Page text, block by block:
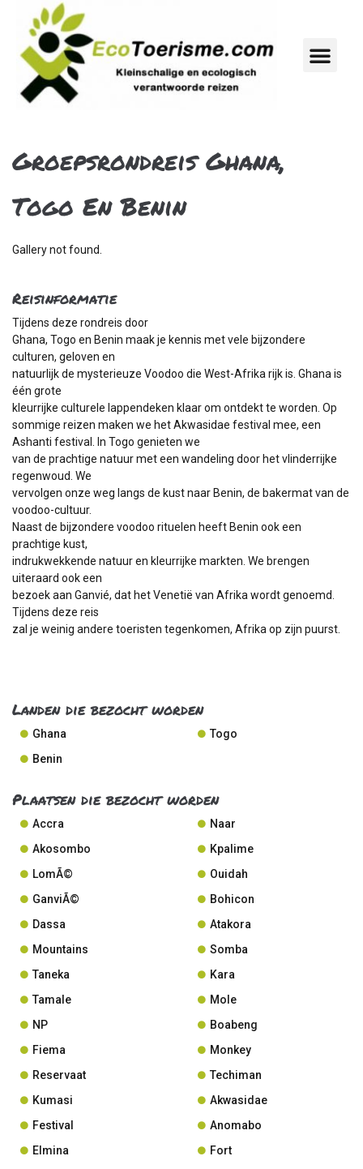
Groepsrondreis Ghana,
Togo En Benin
Gallery not found.
Reisinformatie
Tijdens deze rondreis door
Ghana, Togo en Benin maak je kennis met vele bijzondere
culturen, geloven en
natuurlijk de mysterieuze Voodoo die West-Afrika rijk is. Ghana is
één grote
kleurrijke culturele lappendeken klaar om ontdekt te worden. Op
sommige reizen maken we het Akwasidae festival mee, een
Ashanti festival. In Togo genieten we
van de prachtige natuur met een wandeling door het vlinderrijke
regenwoud. We
vervolgen onze weg langs de kust naar Benin, de bakermat van de
voodoo-cultuur.
Naast de bijzondere voodoo rituelen heeft Benin ook een
prachtige kust,
indrukwekkende natuur en kleurrijke markten. We brengen
uiteraard ook een
bezoek aan Ganvié, dat het Venetië van Afrika wordt genoemd.
Tijdens deze reis
zal je weinig andere toeristen tegenkomen, Afrika op zijn puurst.
Landen die bezocht worden
Ghana
Togo
Benin
Plaatsen die bezocht worden
Accra
Naar
Akosombo
Kpalime
LomÃ©
Ouidah
GanviÃ©
Bohicon
Dassa
Atakora
Mountains
Somba
Taneka
Kara
Tamale
Mole
NP
Boabeng
Fiema
Monkey
Reservaat
Techiman
Kumasi
Akwasidae
Festival
Anomabo
Elmina
Fort